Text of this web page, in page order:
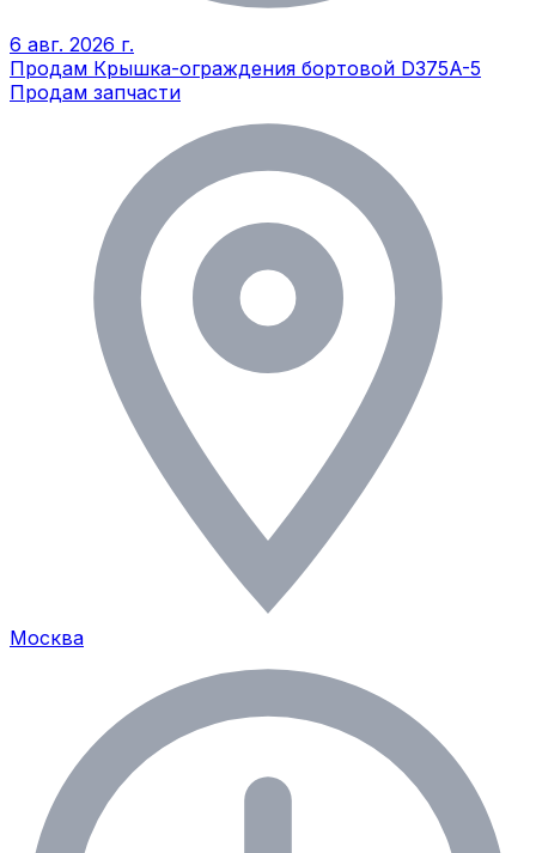
6 авг. 2026 г.
Продам Крышка-ограждения бортовой D375A-5
Продам запчасти
Москва